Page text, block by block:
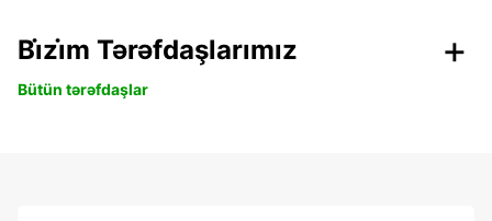
Bi̇zi̇m Tərəfdaşlarımız
Bütün tərəfdaşlar